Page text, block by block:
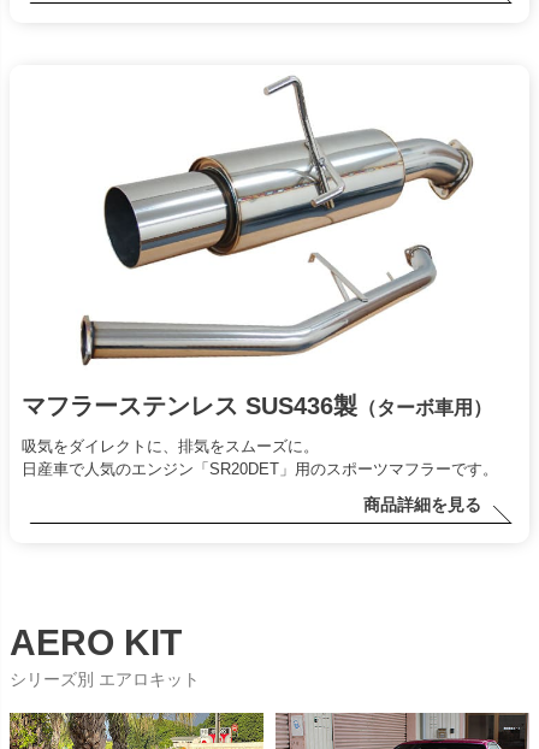
マフラーステンレス SUS436製 （ターボ車用）
吸気をダイレクトに、排気をスムーズに。
日産車で人気のエンジン「SR20DET」用のスポーツマフラーです。
商品詳細を見る
AERO KIT
シリーズ別 エアロキット